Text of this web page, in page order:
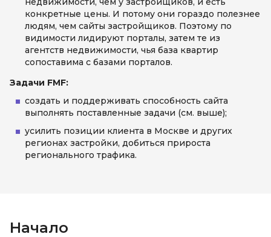
конкретные цены. И потому они гораздо полезнее
людям, чем сайты застройщиков. Поэтому по
видимости лидируют порталы, затем те из
агентств недвижимости, чья база квартир
сопоставима с базами порталов.
Задачи FMF:
создать и поддерживать способность сайта
выполнять поставленные задачи (см. выше);
усилить позиции клиента в Москве и других
регионах застройки, добиться прироста
регионального трафика.
Начало